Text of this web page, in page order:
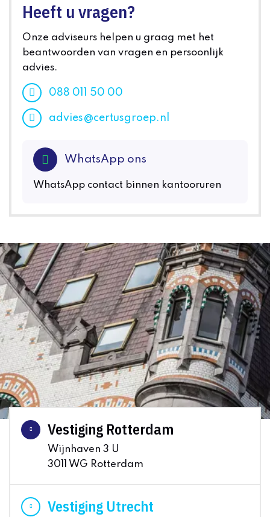
Heeft u vragen?
Onze adviseurs helpen u graag met het
beantwoorden van vragen en persoonlijk
advies.
088 011 50 00
advies@certusgroep.nl
WhatsApp ons
WhatsApp contact binnen kantooruren
Vestiging Rotterdam
Wijnhaven 3 U
3011 WG Rotterdam
Vestiging Utrecht